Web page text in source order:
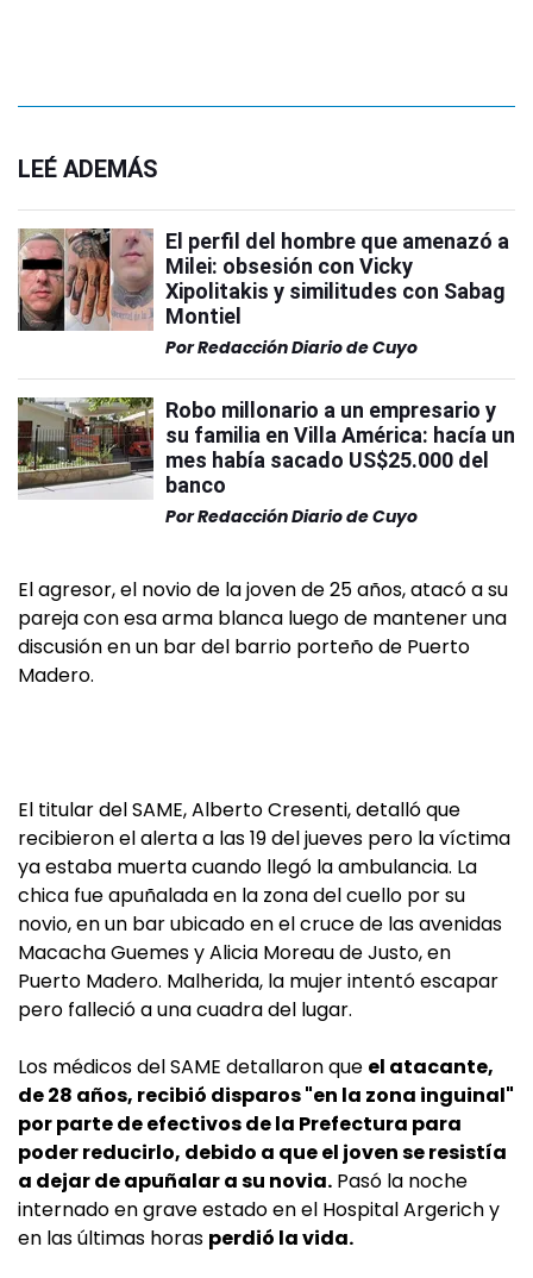
LEÉ ADEMÁS
El perfil del hombre que amenazó a
Milei: obsesión con Vicky
Xipolitakis y similitudes con Sabag
Montiel
PorRedacción Diario de Cuyo
Robo millonario a un empresario y
su familia en Villa América: hacía un
mes había sacado US$25.000 del
banco
PorRedacción Diario de Cuyo
El agresor, el novio de la joven de 25 años, atacó a su
pareja con esa arma blanca luego de mantener una
discusión en un bar del barrio porteño de Puerto
Madero.
El titular del SAME, Alberto Cresenti, detalló que
recibieron el alerta a las 19 del jueves pero la víctima
ya estaba muerta cuando llegó la ambulancia. La
chica fue apuñalada en la zona del cuello por su
novio, en un bar ubicado en el cruce de las avenidas
Macacha Guemes y Alicia Moreau de Justo, en
Puerto Madero. Malherida, la mujer intentó escapar
pero falleció a una cuadra del lugar.
Los médicos del SAME detallaron que el atacante,
de 28 años, recibió disparos "en la zona inguinal"
por parte de efectivos de la Prefectura para
poder reducirlo, debido a que el joven se resistía
a dejar de apuñalar a su novia. Pasó la noche
internado en grave estado en el Hospital Argerich y
en las últimas horas perdió la vida.